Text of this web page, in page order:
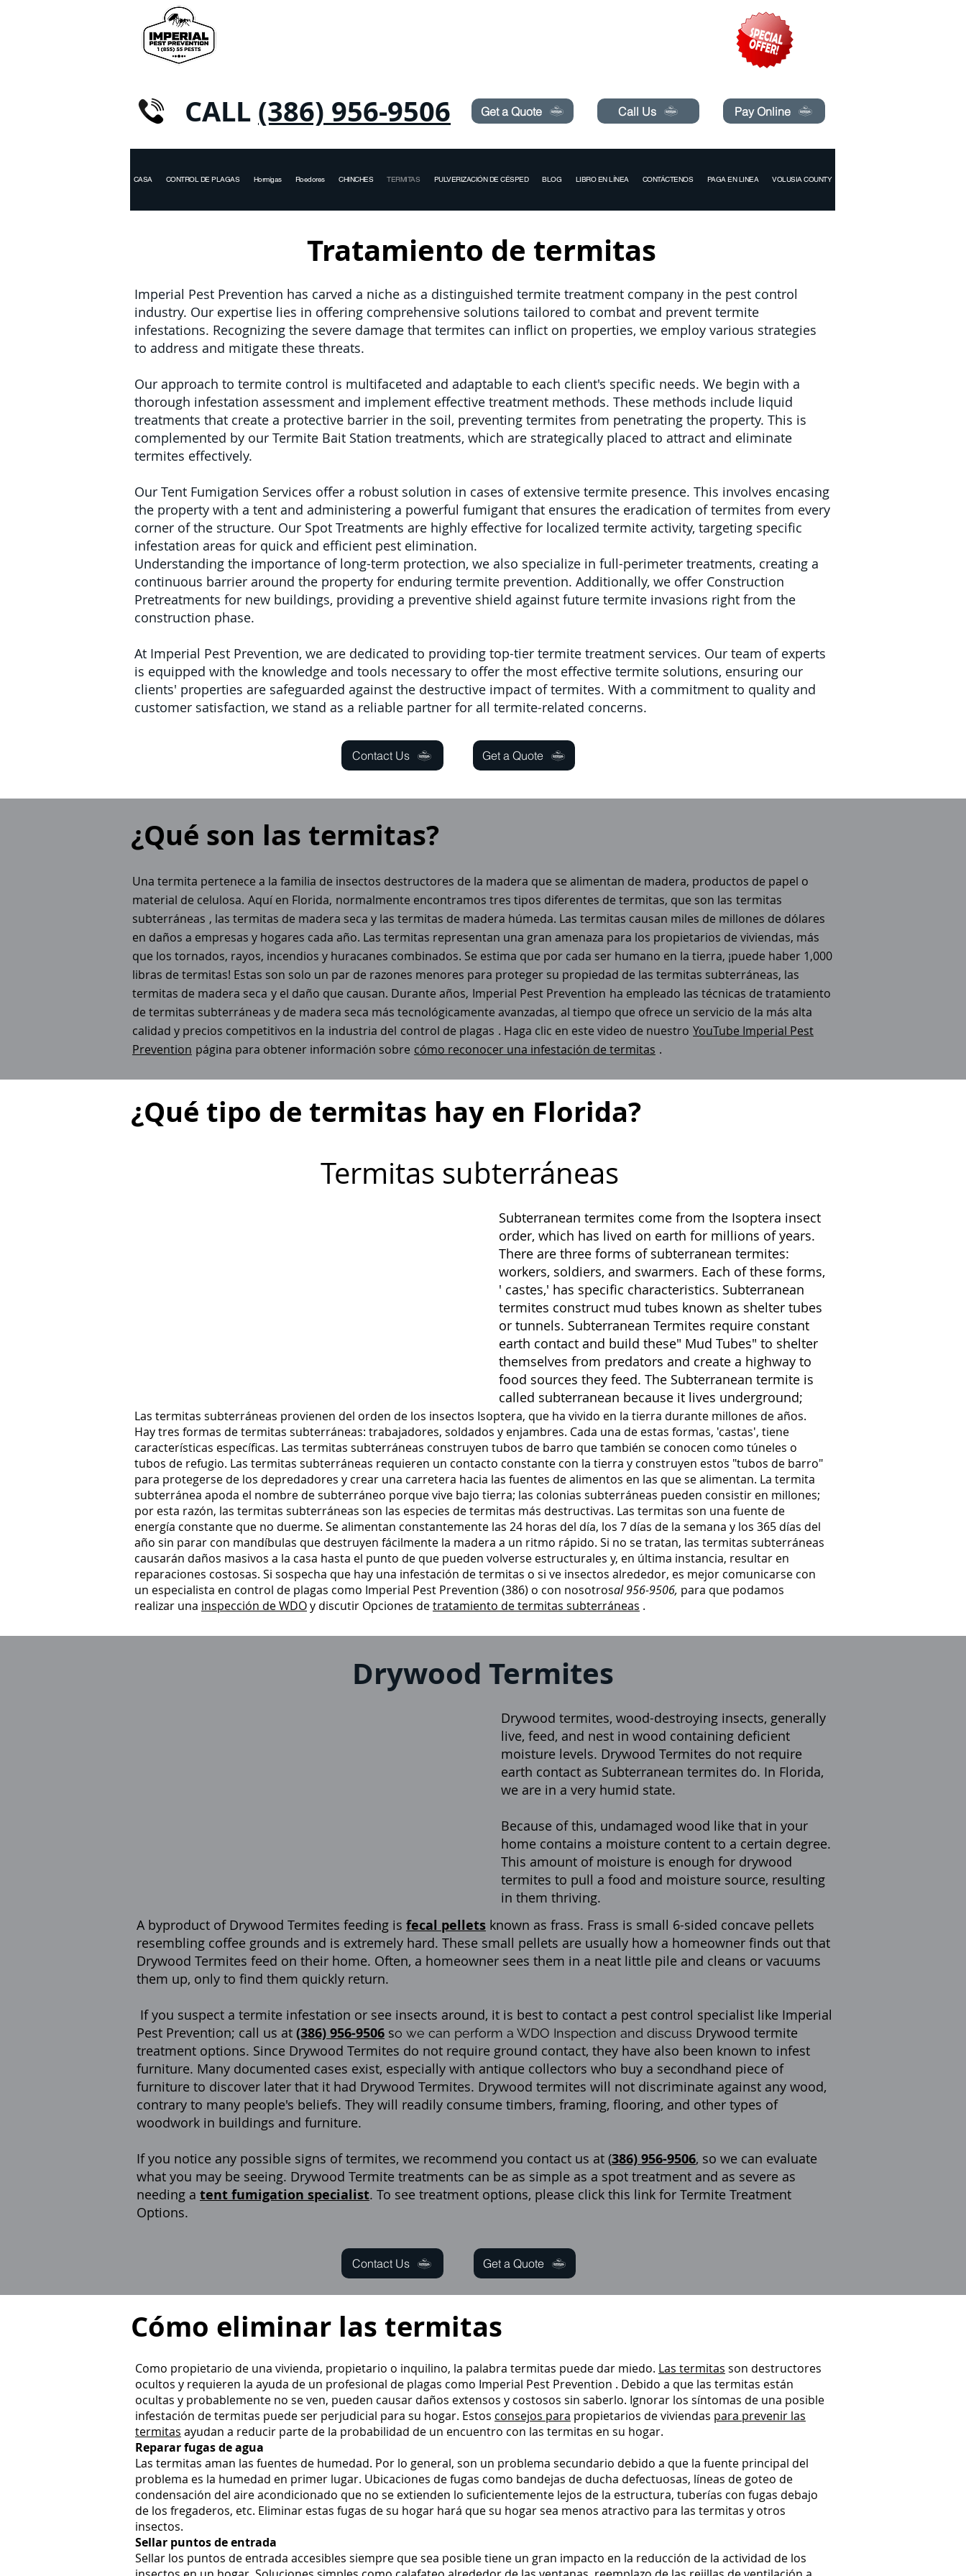
CALL (386) 956-9506 Get a Quote Call Us Pay Online
CASA CONTROL DE PLAGAS Hormigas Roedores CHINCHES TERMITAS PULVERIZACIÓN DE CÉSPED BLOG LIBRO EN LÍNEA CONTÁCTENOS PAGA EN LINEA VOLUSIA COUNTY
Tratamiento de termitas
Imperial Pest Prevention has carved a niche as a distinguished termite treatment company in the pest control
industry. Our expertise lies in offering comprehensive solutions tailored to combat and prevent termite
infestations. Recognizing the severe damage that termites can inflict on properties, we employ various strategies
to address and mitigate these threats.
Our approach to termite control is multifaceted and adaptable to each client's specific needs. We begin with a
thorough infestation assessment and implement effective treatment methods. These methods include liquid
treatments that create a protective barrier in the soil, preventing termites from penetrating the property. This is
complemented by our Termite Bait Station treatments, which are strategically placed to attract and eliminate
termites effectively.
Our Tent Fumigation Services offer a robust solution in cases of extensive termite presence. This involves encasing
the property with a tent and administering a powerful fumigant that ensures the eradication of termites from every
corner of the structure. Our Spot Treatments are highly effective for localized termite activity, targeting specific
infestation areas for quick and efficient pest elimination.
Understanding the importance of long-term protection, we also specialize in full-perimeter treatments, creating a
continuous barrier around the property for enduring termite prevention. Additionally, we offer Construction
Pretreatments for new buildings, providing a preventive shield against future termite invasions right from the
construction phase.
At Imperial Pest Prevention, we are dedicated to providing top-tier termite treatment services. Our team of experts
is equipped with the knowledge and tools necessary to offer the most effective termite solutions, ensuring our
clients' properties are safeguarded against the destructive impact of termites. With a commitment to quality and
customer satisfaction, we stand as a reliable partner for all termite-related concerns.
Contact Us Get a Quote
¿Qué son las termitas?
Una termita pertenece a la familia de insectos destructores de la madera que se alimentan de madera, productos de papel o
material de celulosa. Aquí en Florida, normalmente encontramos tres tipos diferentes de termitas, que son las termitas
subterráneas , las termitas de madera seca y las termitas de madera húmeda. Las termitas causan miles de millones de dólares
en daños a empresas y hogares cada año. Las termitas representan una gran amenaza para los propietarios de viviendas, más
que los tornados, rayos, incendios y huracanes combinados. Se estima que por cada ser humano en la tierra, ¡puede haber 1,000
libras de termitas! Estas son solo un par de razones menores para proteger su propiedad de las termitas subterráneas, las
termitas de madera seca y el daño que causan. Durante años, Imperial Pest Prevention ha empleado las técnicas de tratamiento
de termitas subterráneas y de madera seca más tecnológicamente avanzadas, al tiempo que ofrece un servicio de la más alta
calidad y precios competitivos en la industria del control de plagas . Haga clic en este video de nuestro YouTube Imperial Pest
Prevention página para obtener información sobre cómo reconocer una infestación de termitas .
¿Qué tipo de termitas hay en Florida?
Termitas subterráneas
Subterranean termites come from the Isoptera insect
order, which has lived on earth for millions of years.
There are three forms of subterranean termites:
workers, soldiers, and swarmers. Each of these forms,
' castes,' has specific characteristics. Subterranean
termites construct mud tubes known as shelter tubes
or tunnels. Subterranean Termites require constant
earth contact and build these" Mud Tubes" to shelter
themselves from predators and create a highway to
food sources they feed. The Subterranean termite is
called subterranean because it lives underground;
Las termitas subterráneas provienen del orden de los insectos Isoptera, que ha vivido en la tierra durante millones de años.
Hay tres formas de termitas subterráneas: trabajadores, soldados y enjambres. Cada una de estas formas, 'castas', tiene
características específicas. Las termitas subterráneas construyen tubos de barro que también se conocen como túneles o
tubos de refugio. Las termitas subterráneas requieren un contacto constante con la tierra y construyen estos "tubos de barro"
para protegerse de los depredadores y crear una carretera hacia las fuentes de alimentos en las que se alimentan. La termita
subterránea apoda el nombre de subterráneo porque vive bajo tierra; las colonias subterráneas pueden consistir en millones;
por esta razón, las termitas subterráneas son las especies de termitas más destructivas. Las termitas son una fuente de
energía constante que no duerme. Se alimentan constantemente las 24 horas del día, los 7 días de la semana y los 365 días del
año sin parar con mandíbulas que destruyen fácilmente la madera a un ritmo rápido. Si no se tratan, las termitas subterráneas
causarán daños masivos a la casa hasta el punto de que pueden volverse estructurales y, en última instancia, resultar en
reparaciones costosas. Si sospecha que hay una infestación de termitas o si ve insectos alrededor, es mejor comunicarse con
un especialista en control de plagas como Imperial Pest Prevention (386) o con nosotrosal 956-9506, para que podamos
realizar una inspección de WDOy discutir Opciones detratamiento de termitas subterráneas .
Drywood Termites
Drywood termites, wood-destroying insects, generally
live, feed, and nest in wood containing deficient
moisture levels. Drywood Termites do not require
earth contact as Subterranean termites do. In Florida,
we are in a very humid state.
Because of this, undamaged wood like that in your
home contains a moisture content to a certain degree.
This amount of moisture is enough for drywood
termites to pull a food and moisture source, resulting
in them thriving.
A byproduct of Drywood Termites feeding is fecal pellets known as frass. Frass is small 6-sided concave pellets
resembling coffee grounds and is extremely hard. These small pellets are usually how a homeowner finds out that
Drywood Termites feed on their home. Often, a homeowner sees them in a neat little pile and cleans or vacuums
them up, only to find them quickly return.
If you suspect a termite infestation or see insects around, it is best to contact a pest control specialist like Imperial
Pest Prevention; call us at (386) 956-9506 so we can perform a WDO Inspection and discuss Drywood termite
treatment options. Since Drywood Termites do not require ground contact, they have also been known to infest
furniture. Many documented cases exist, especially with antique collectors who buy a secondhand piece of
furniture to discover later that it had Drywood Termites. Drywood termites will not discriminate against any wood,
contrary to many people's beliefs. They will readily consume timbers, framing, flooring, and other types of
woodwork in buildings and furniture.
If you notice any possible signs of termites, we recommend you contact us at (386) 956-9506, so we can evaluate
what you may be seeing. Drywood Termite treatments can be as simple as a spot treatment and as severe as
needing a tent fumigation specialist. To see treatment options, please click this link for Termite Treatment
Options.
Contact Us Get a Quote
Cómo eliminar las termitas
Como propietario de una vivienda, propietario o inquilino, la palabra termitas puede dar miedo. Las termitas son destructores
ocultos y requieren la ayuda de un profesional de plagas como Imperial Pest Prevention . Debido a que las termitas están
ocultas y probablemente no se ven, pueden causar daños extensos y costosos sin saberlo. Ignorar los síntomas de una posible
infestación de termitas puede ser perjudicial para su hogar. Estos consejos para propietarios de viviendas para prevenir las
termitas ayudan a reducir parte de la probabilidad de un encuentro con las termitas en su hogar.
Reparar fugas de agua
Las termitas aman las fuentes de humedad. Por lo general, son un problema secundario debido a que la fuente principal del
problema es la humedad en primer lugar. Ubicaciones de fugas como bandejas de ducha defectuosas, líneas de goteo de
condensación del aire acondicionado que no se extienden lo suficientemente lejos de la estructura, tuberías con fugas debajo
de los fregaderos, etc. Eliminar estas fugas de su hogar hará que su hogar sea menos atractivo para las termitas y otros
insectos.
Sellar puntos de entrada
Sellar los puntos de entrada accesibles siempre que sea posible tiene un gran impacto en la reducción de la actividad de los